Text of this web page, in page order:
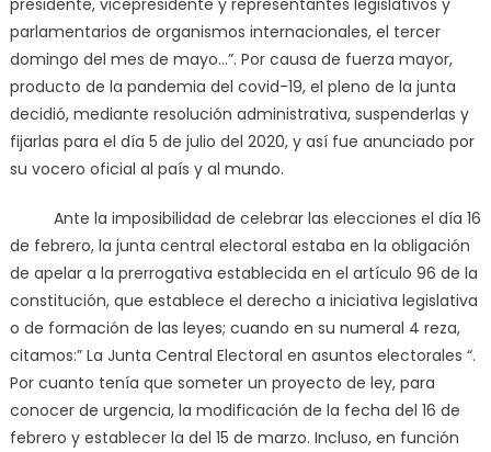
parlamentarios de organismos internacionales, el tercer
domingo del mes de mayo…”. Por causa de fuerza mayor,
producto de la pandemia del covid-19, el pleno de la junta
decidió, mediante resolución administrativa, suspenderlas y
fijarlas para el día 5 de julio del 2020, y así fue anunciado por
su vocero oficial al país y al mundo.
Ante la imposibilidad de celebrar las elecciones el día 16
de febrero, la junta central electoral estaba en la obligación
de apelar a la prerrogativa establecida en el artículo 96 de la
constitución, que establece el derecho a iniciativa legislativa
o de formación de las leyes; cuando en su numeral 4 reza,
citamos:” La Junta Central Electoral en asuntos electorales “.
Por cuanto tenía que someter un proyecto de ley, para
conocer de urgencia, la modificación de la fecha del 16 de
febrero y establecer la del 15 de marzo. Incluso, en función